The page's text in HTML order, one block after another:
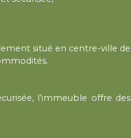
situé en centre-ville de
l’immeuble offre des